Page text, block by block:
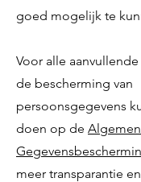
goed mogelijk te
Voor alle
de bescherming van
persoonsgegevens
doen op de
meer transparantie